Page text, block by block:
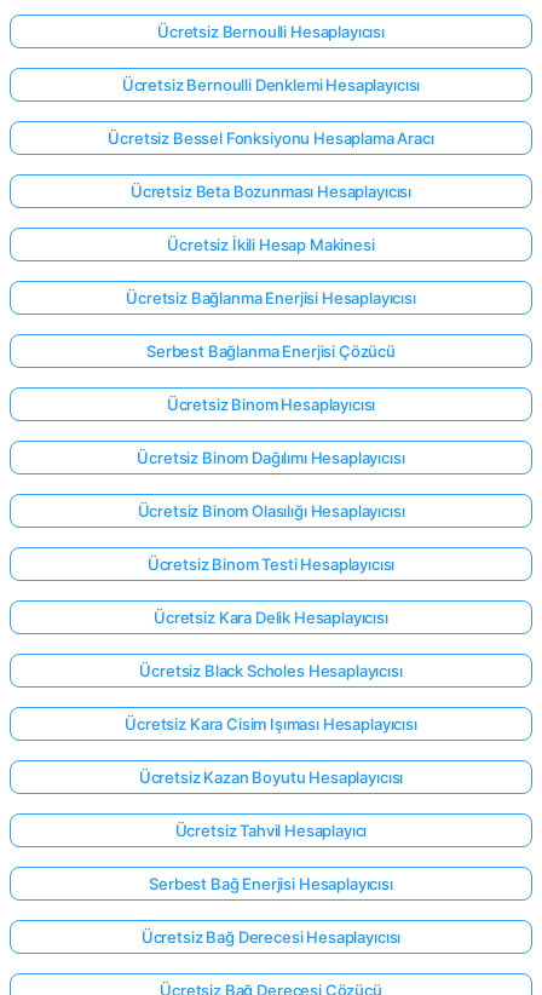
Henüz
Yok
Sorun
Ücretsiz Bernoulli Hesaplayıcısı
Ücretsiz Bernoulli Denklemi Hesaplayıcısı
Ücretsiz Bessel Fonksiyonu Hesaplama Aracı
Ücretsiz Beta Bozunması Hesaplayıcısı
Ücretsiz İkili Hesap Makinesi
Ücretsiz Bağlanma Enerjisi Hesaplayıcısı
Serbest Bağlanma Enerjisi Çözücü
Ücretsiz Binom Hesaplayıcısı
Ücretsiz Binom Dağılımı Hesaplayıcısı
Ücretsiz Binom Olasılığı Hesaplayıcısı
Ücretsiz Binom Testi Hesaplayıcısı
Ücretsiz Kara Delik Hesaplayıcısı
Ücretsiz Black Scholes Hesaplayıcısı
Ücretsiz Kara Cisim Işıması Hesaplayıcısı
Ücretsiz Kazan Boyutu Hesaplayıcısı
Ücretsiz Tahvil Hesaplayıcı
Serbest Bağ Enerjisi Hesaplayıcısı
Ücretsiz Bağ Derecesi Hesaplayıcısı
Ücretsiz Bağ Derecesi Çözücü